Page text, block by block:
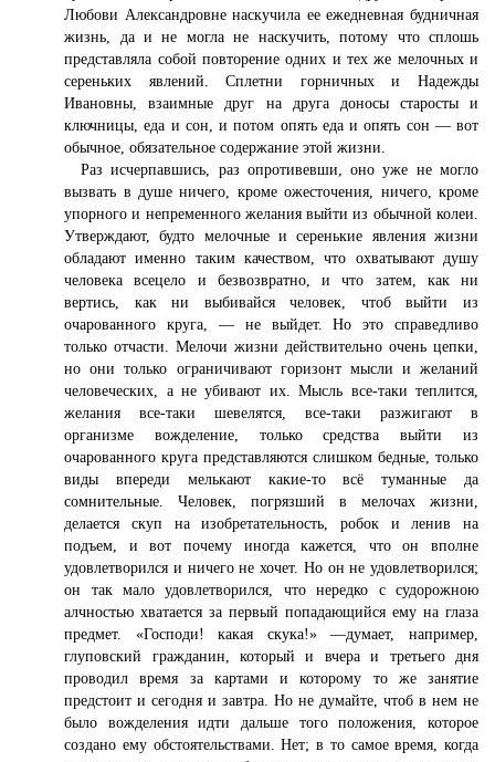
Любови Александровне наскучила ее ежедневная будничная
жизнь, да и не могла не наскучить, потому что сплошь
представляла собой повторение одних и тех же мелочных и
сереньких явлений. Сплетни горничных и Надежды
Ивановны, взаимные друг на друга доносы старосты и
ключницы, еда и сон, и потом опять еда и опять сон — вот
обычное, обязательное содержание этой жизни.
Раз исчерпавшись, раз опротивевши, оно уже не могло
вызвать в душе ничего, кроме ожесточения, ничего, кроме
упорного и непременного желания выйти из обычной колеи.
Утверждают, будто мелочные и серенькие явления жизни
обладают именно таким качеством, что охватывают душу
человека всецело и безвозвратно, и что затем, как ни
вертись, как ни выбивайся человек, чтоб выйти из
очарованного круга, — не выйдет. Но это справедливо
только отчасти. Мелочи жизни действительно очень цепки,
но они только ограничивают горизонт мысли и желаний
человеческих, а не убивают их. Мысль все-таки теплится,
желания все-таки шевелятся, все-таки разжигают в
организме вожделение, только средства выйти из
очарованного круга представляются слишком бедные, только
виды впереди мелькают какие-то всё туманные да
сомнительные. Человек, погрязший в мелочах жизни,
делается скуп на изобретательность, робок и ленив на
подъем, и вот почему иногда кажется, что он вполне
удовлетворился и ничего не хочет. Но он не удовлетворился;
он так мало удовлетворился, что нередко с судорожною
алчностью хватается за первый попадающийся ему на глаза
предмет. «Господи! какая скука!» —думает, например,
глуповский гражданин, который и вчера и третьего дня
проводил время за картами и которому то же занятие
предстоит и сегодня и завтра. Но не думайте, чтоб в нем не
было вожделения идти дальше того положения, которое
создано ему обстоятельствами. Нет; в то самое время, когда